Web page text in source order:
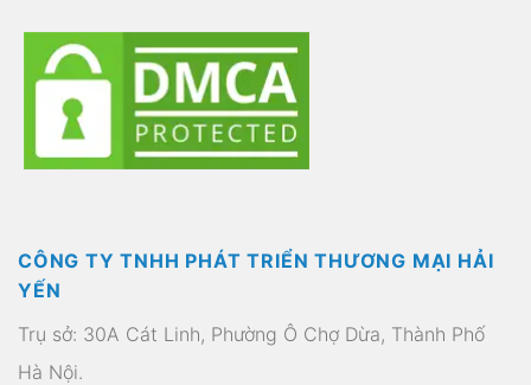
CÔNG TY TNHH PHÁT TRIỂN THƯƠNG MẠI HẢI
YẾN
Trụ sở: 30A Cát Linh, Phường Ô Chợ Dừa, Thành Phố
Hà Nội.